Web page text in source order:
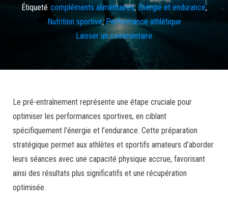
Étiqueté compléments alimentaires, Énergie et endurance,
Nutrition sportive,Performance athlétique
Laisser un commentaire
Le pré-entraînement représente une étape cruciale pour
optimiser les performances sportives, en ciblant
spécifiquement l’énergie et l’endurance. Cette préparation
stratégique permet aux athlètes et sportifs amateurs d’aborder
leurs séances avec une capacité physique accrue, favorisant
ainsi des résultats plus significatifs et une récupération
optimisée.